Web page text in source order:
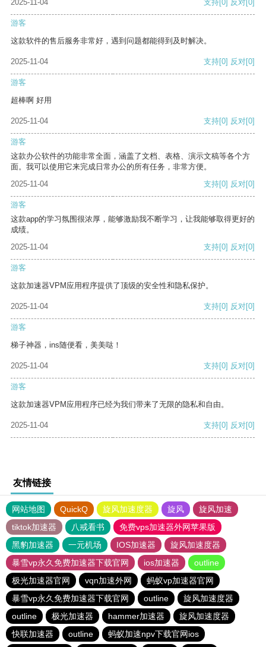
2025-11-04 支持[0] 反对[0]
游客
这款软件的售后服务非常好，遇到问题都能得到及时解决。
2025-11-04 支持[0] 反对[0]
游客
超棒啊 好用
2025-11-04 支持[0] 反对[0]
游客
这款办公软件的功能非常全面，涵盖了文档、表格、演示文稿等各个方
面。我可以使用它来完成日常办公的所有任务，非常方便。
2025-11-04
支持[0] 反对[0]
游客
这款app的学习氛围很浓厚，能够激励我不断学习，让我能够取得更好的
成绩。
2025-11-04
支持[0] 反对[0]
游客
这款加速器VPM应用程序提供了顶级的安全性和隐私保护。
2025-11-04 支持[0] 反对[0]
游客
梯子神器，ins随便看，美美哒！
2025-11-04 支持[0] 反对[0]
游客
这款加速器VPM应用程序已经为我们带来了无限的隐私和自由。
2025-11-04 支持[0] 反对[0]
友情链接
网站地图 QuickQ 旋风加速度器 旋风
旋风加速
tiktok加速器
八戒看书
免费vps加速器外网苹果版
黑豹加速器
一元机场 IOS加速器
旋风加速度器
暴雪vp永久免费加速器下载官网
ios加速器
outline
极光加速器官网
vqn加速外网
蚂蚁vp加速器官网
暴雪vp永久免费加速器下载官网
outline
旋风加速度器
outline
极光加速器 hammer加速器
旋风加速度器
快联加速器
outline 蚂蚁加速npv下载官网ios